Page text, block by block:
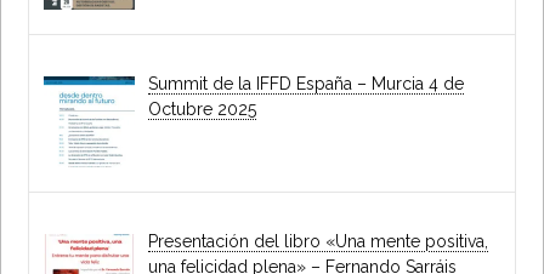
Summit de la IFFD España – Murcia 4 de
Octubre 2025
Presentación del libro «Una mente positiva,
una felicidad plena» – Fernando Sarráis